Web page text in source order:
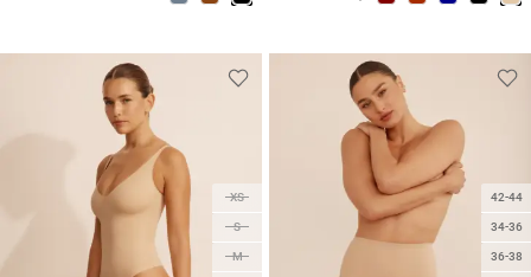
42-44
34-36
36-38
XS
S
M